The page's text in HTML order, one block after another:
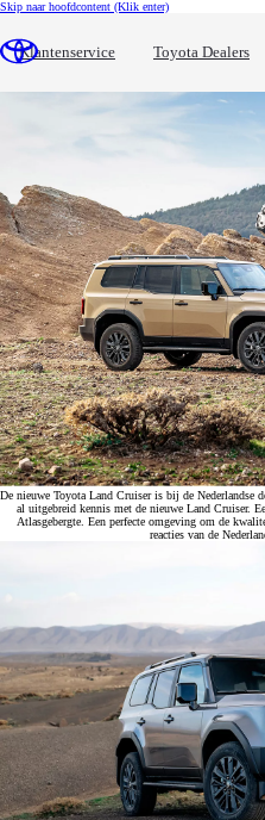
Skip naar hoofdcontent (Klik enter)
Klantenservice Toyota Dealers
Eerste reviews van de
De nieuwe Toyota Land Cruiser is bij de Nederlandse
al uitgebreid kennis met de nieuwe Land Cruiser.
Atlasgebergte. Een perfecte omgeving om de
reacties van de